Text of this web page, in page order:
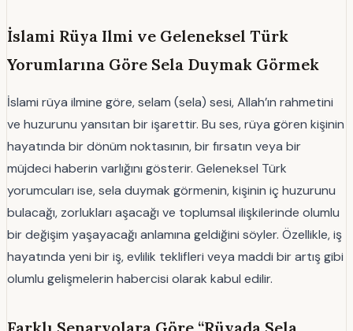
İslami Rüya Ilmi ve Geleneksel Türk
Yorumlarına Göre Sela Duymak Görmek
İslami rüya ilmine göre, selam (sela) sesi, Allah’ın rahmetini
ve huzurunu yansıtan bir işarettir. Bu ses, rüya gören kişinin
hayatında bir dönüm noktasının, bir fırsatın veya bir
müjdeci haberin varlığını gösterir. Geleneksel Türk
yorumcuları ise, sela duymak görmenin, kişinin iç huzurunu
bulacağı, zorlukları aşacağı ve toplumsal ilişkilerinde olumlu
bir değişim yaşayacağı anlamına geldiğini söyler. Özellikle, iş
hayatında yeni bir iş, evlilik teklifleri veya maddi bir artış gibi
olumlu gelişmelerin habercisi olarak kabul edilir.